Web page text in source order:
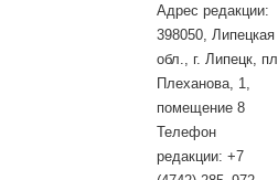
Адрес редакции:
398050, Липецкая
обл., г. Липецк, пл.
Плеханова, 1,
помещение 8
Телефон
редакции: +7